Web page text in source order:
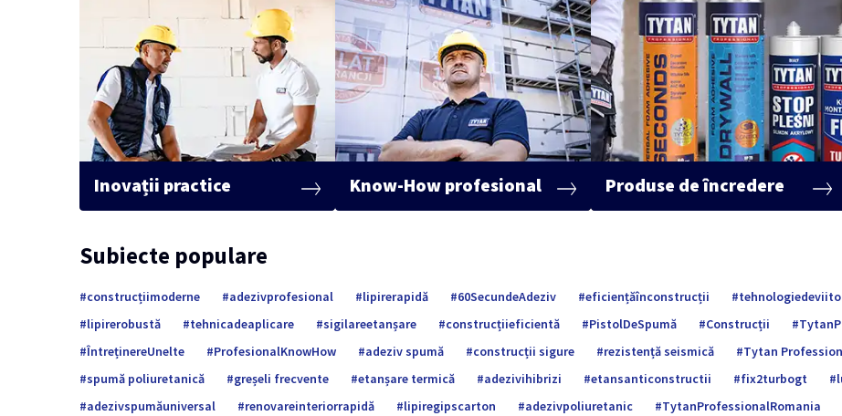
Inovații practice Know-How profesional Produse de încredere
Subiecte populare
construcțiimoderne adezivprofesional lipirerapidă 60SecundeAdeziv eficiențăînconstrucții
lipirerobustă
tehnicadeaplicare sigilareetanșare construcțiieficientă PistolDeSpumă Construcții
ÎntreținereUnelte
ProfesionalKnowHow adeziv spumă construcții sigure rezistență seismică Tytan
spumă poliuretanică
greșeli frecvente etanșare termică adezivihibrizi etansanticonstructii fix2turbogt
adezivspumăuniversal
renovareinteriorrapidă lipiregipscarton adezivpoliuretanic TytanProfessionalRomania